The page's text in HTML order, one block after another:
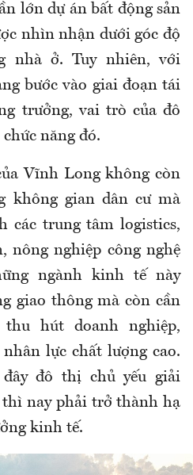
lớn dự án bất động sản
nhìn nhận dưới góc độ
nhà ở. Tuy nhiên, với
bước vào giai đoạn tái
trưởng, vai trò của đô
năng đó.
Vĩnh Long không còn
không gian dân cư mà
các trung tâm logistics,
nông nghiệp công nghệ
ngành kinh tế này
giao thông mà còn cần
hút doanh nghiệp,
lực chất lượng cao.
đô thị chủ yếu giải
thì nay phải trở thành hạ
kinh tế.